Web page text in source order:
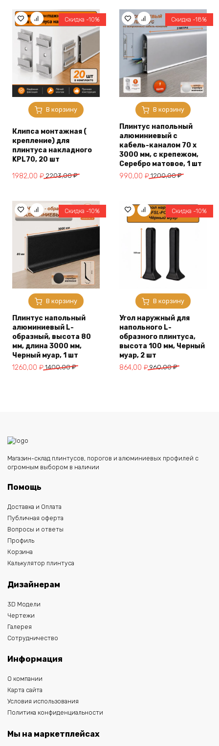
В корзину
Скидка -10%
Клипса монтажная (
крепление) для
плинтуса накладного
KPL70, 20 шт
2203,00₽
Первоначальная
2203,00 ₽.
1982,00 ₽
Текущая
В корзину
Скидка -18%
Плинтус напольный
алюминиевый с
кабель-каналом 70 х
3000 мм, с крепежом,
Серебро матовое, 1 шт
1200,00₽
Первоначальная
1200,00 ₽.
990,00 ₽
Текущая
В корзину
Скидка -10%
Плинтус напольный
алюминиевый L-
образный, высота 80
мм, длина 3000 мм,
Черный муар, 1 шт
1400,00₽
Первоначальная
1260,00 ₽
Текущая
В корзину
Скидка -10%
Угол наружный для
напольного L-
образного плинтуса,
высота 100 мм, Черный
муар, 2 шт
960,00₽
Первоначальная
864,00 ₽
Текущая
Магазин-склад плинтусов, порогов и алюминиевых профилей с
огромным выбором в наличии
Помощь
Доставка и Оплата
Публичная оферта
Вопросы и ответы
Профиль
Корзина
Калькулятор плинтуса
Дизайнерам
3D Модели
Чертежи
Галерея
Сотрудничество
Информация
О компании
Карта сайта
Условия использования
Политика конфиденциальности
Мы на маркетплейсах